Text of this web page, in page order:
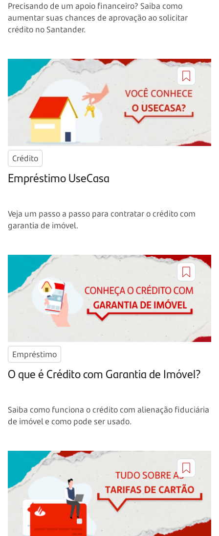
Precisando de um apoio financeiro? Saiba como
aumentar suas chances de aprovação ao solicitar
crédito no Santander.
Crédito
Empréstimo UseCasa
Veja um passo a passo para contratar o crédito com
garantia de imóvel.
Empréstimo
O que é Crédito com Garantia de Imóvel?
Saiba como funciona o crédito com alienação fiduciária
de imóvel e como pode ser usado.